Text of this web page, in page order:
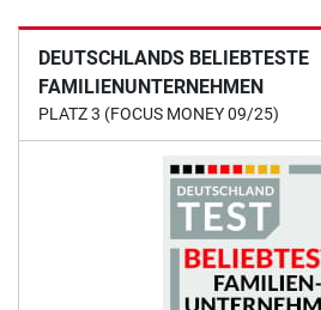
DEUTSCHLANDS BELIEBTESTE
FAMILIENUNTERNEHMEN
PLATZ 3 (FOCUS MONEY 09/25)